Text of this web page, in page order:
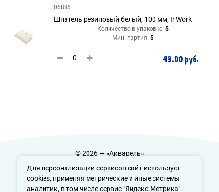
Для персонализации сервисов сайт использует
cookies, применяя метрические и иные системы
аналитик, в том числе сервис "Яндекс.Метрика".
06886
Шпатель резиновый белый, 100 мм, InWork
Количество в упаковке: 5
Мин. партия: 5
43.00 руб.
© 2026 — «Акварель»
Политика конфиденциальности